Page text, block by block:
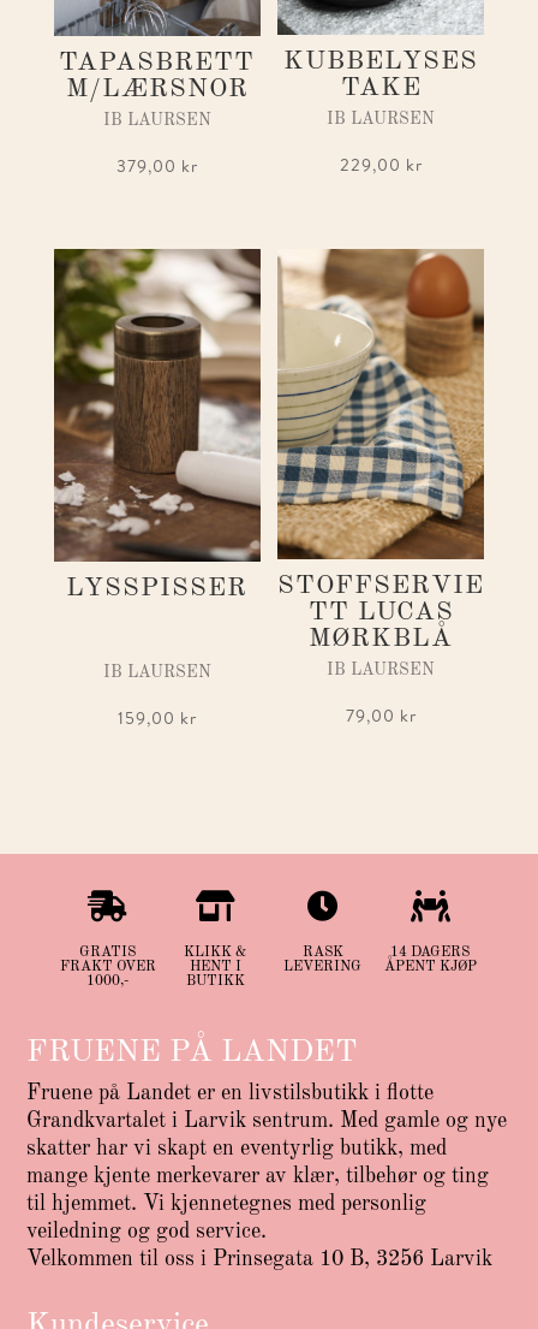
TAPASBRETT
M/LÆRSNOR
IB LAURSEN
379,00 kr
KUBBELYSES
TAKE
IB LAURSEN
229,00 kr
LYSSPISSER
IB LAURSEN
159,00 kr
STOFFSERVIE
TT LUCAS
MØRKBLÅ
IB LAURSEN
79,00 kr

GRATIS
FRAKT OVER
1000,-

KLIKK &
HENT I
BUTIKK

RASK
LEVERING

14 DAGERS
ÅPENT KJØP
FRUENE PÅ LANDET
Fruene på Landet er en livstilsbutikk i flotte
Grandkvartalet i Larvik sentrum. Med gamle og nye
skatter har vi skapt en eventyrlig butikk, med
mange kjente merkevarer av klær, tilbehør og ting
til hjemmet. Vi kjennetegnes med personlig
veiledning og god service.
Velkommen til oss i Prinsegata 10 B, 3256 Larvik